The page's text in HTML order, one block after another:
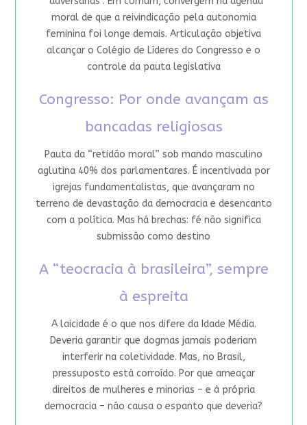
moral de que a reivindicação pela autonomia
feminina foi longe demais. Articulação objetiva
alcançar o Colégio de Líderes do Congresso e o
controle da pauta legislativa
Congresso: Por onde avançam as
bancadas religiosas
Pauta da “retidão moral” sob mando masculino
aglutina 40% dos parlamentares. É incentivada por
igrejas fundamentalistas, que avançaram no
terreno de devastação da democracia e desencanto
com a política. Mas há brechas: fé não significa
submissão como destino
A “teocracia à brasileira”, sempre
à espreita
A laicidade é o que nos difere da Idade Média.
Deveria garantir que dogmas jamais poderiam
interferir na coletividade. Mas, no Brasil,
pressuposto está corroído. Por que ameaçar
direitos de mulheres e minorias – e à própria
democracia – não causa o espanto que deveria?